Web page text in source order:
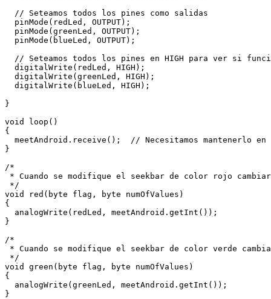
  // Seteamos todos los pines como salidas
  pinMode(redLed, OUTPUT);
  pinMode(greenLed, OUTPUT);
  pinMode(blueLed, OUTPUT);
// Seteamos todos los pines en HIGH para ver si
  digitalWrite(redLed, HIGH);
  digitalWrite(greenLed, HIGH);
  digitalWrite(blueLed, HIGH);
}
void loop()
{
meetAndroid.receive();  // Necesitamos mantenerlo en
}
/*
* Cuando se modifique el seekbar de color rojo
*/
void red(byte flag, byte numOfValues)
{
  analogWrite(redLed, meetAndroid.getInt());
}
/*
* Cuando se modifique el seekbar de color verde
*/
void green(byte flag, byte numOfValues)
{
  analogWrite(greenLed, meetAndroid.getInt());
}